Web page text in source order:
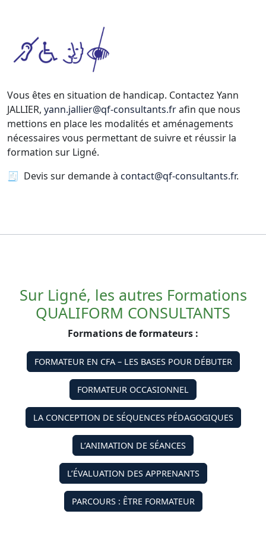
Vous êtes en situation de handicap. Contactez Yann
JALLIER, yann.jallier@qf-consultants.frafin que nous
mettions en place les modalités et aménagements
nécessaires vous permettant de suivre et réussir la
formation sur Ligné.
🧾 Devis sur demande à contact@qf-consultants.fr.
Sur Ligné, les autres Formations
QUALIFORM CONSULTANTS
Formations de formateurs :
FORMATEUR EN CFA – LES BASES POUR DÉBUTER
FORMATEUR OCCASIONNEL
LA CONCEPTION DE SÉQUENCES PÉDAGOGIQUES
L’ANIMATION DE SÉANCES
L’ÉVALUATION DES APPRENANTS
PARCOURS : ÊTRE FORMATEUR